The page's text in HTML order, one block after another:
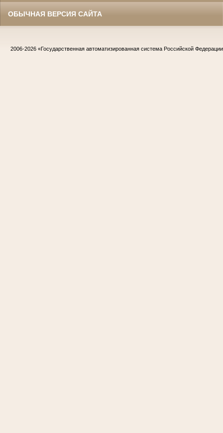
ОБЫЧНАЯ ВЕРСИЯ САЙТА
2006-2026 «Государственная автоматизированная система Российской